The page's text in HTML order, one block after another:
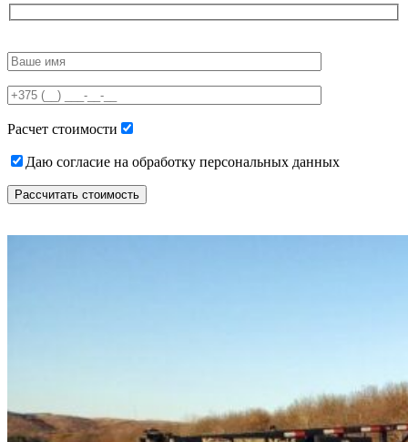
leave
field
empty.
Расчет стоимости
Даю согласие на обработку персональных данных